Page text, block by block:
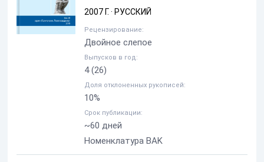
2007 Г.· РУССКИЙ
Рецензирование:
Двойное слепое
Выпусков в год:
4(26)
Доля отклоненных рукописей:
10%
Срок публикации:
~60 дней
Номенклатура BAK